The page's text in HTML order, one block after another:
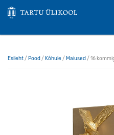
Esileht/ Pood / Kõhule / Maiused / 16